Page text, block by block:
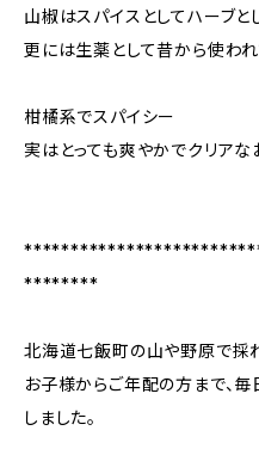
山椒はスパイスとしてハーブと
更には生薬として昔から使われ
柑橘系でスパイシー
実はとっても爽やかでクリアな
********
北海道七飯町の山や野原で採
お子様からご年配の方まで、
しました。